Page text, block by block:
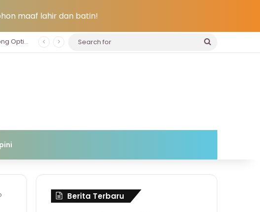
maaf lahir dan batin!
Jelang HUT ke-81 RI, Pemkab Bolsel Bagikan Ribuan Bendera Merah Putih dan Bersihkan Pantai Sondana
Berita Terbaru